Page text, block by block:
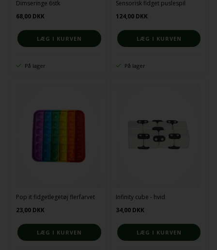
Dimseringe 6stk
68,00 DKK
På lager
Sensorisk fidget puslespil
124,00 DKK
På lager
Pop it fidgetlegetøj flerfarvet
23,00 DKK
Infinity cube - hvid
34,00 DKK